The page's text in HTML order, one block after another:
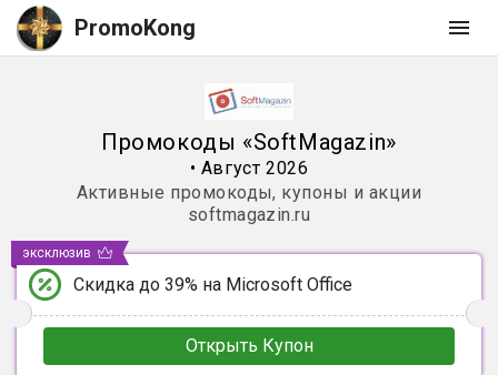
PromoKong
Промокоды «SoftMagazin»
• Август 2026
Активные промокоды, купоны и акции
softmagazin.ru
Скидка до 39% на Microsoft Office
Открыть Купон
эксклюзив